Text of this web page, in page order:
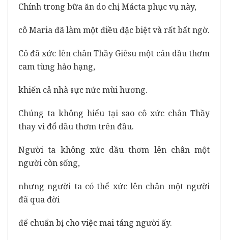
Chính trong bữa ăn do chị Mácta phục vụ này,
cô Maria đã làm một điều đặc biệt và rất bất ngờ.
Cô đã xức lên chân Thầy Giêsu một cân dầu thơm
cam tùng hảo hạng,
khiến cả nhà sực nức mùi hương.
Chúng ta không hiểu tại sao cô xức chân Thầy
thay vì đổ dầu thơm trên đầu.
Người ta không xức dầu thơm lên chân một
người còn sống,
nhưng người ta có thể xức lên chân một người
đã qua đời
để chuẩn bị cho việc mai táng người ấy.